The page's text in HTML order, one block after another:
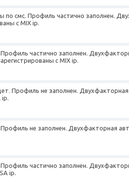
по смс. Профиль частично заполнен.
с MIX ip.
частично заполнен.
с MIX ip.
Профиль не заполнен.
не заполнен. Двухфакторная
частично заполнен.
ip.